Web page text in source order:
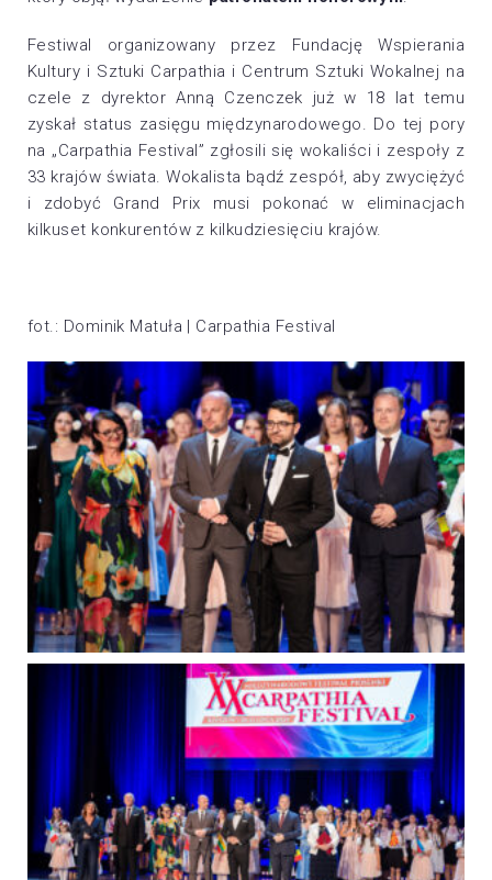
Festiwal organizowany przez Fundację Wspierania
Kultury i Sztuki Carpathia i Centrum Sztuki Wokalnej na
czele z dyrektor Anną Czenczek już w 18 lat temu
zyskał status zasięgu międzynarodowego. Do tej pory
na „Carpathia Festival” zgłosili się wokaliści i zespoły z
33 krajów świata. Wokalista bądź zespół, aby zwyciężyć
i zdobyć Grand Prix musi pokonać w eliminacjach
kilkuset konkurentów z kilkudziesięciu krajów.
fot.: Dominik Matuła | Carpathia Festival